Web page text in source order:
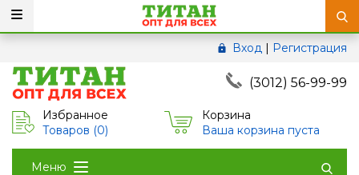
Вход | Регистрация
(3012) 56-99-99
Избранное
Товаров (0)
Корзина
Ваша корзина пуста
Меню